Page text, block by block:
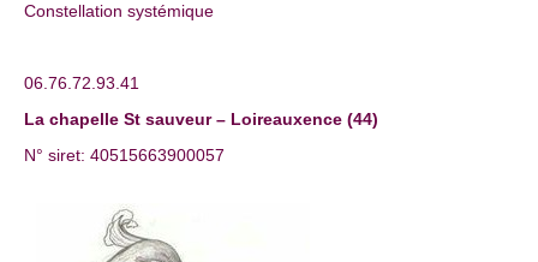
Constellation systémique
06.76.72.93.41
La chapelle St sauveur – Loireauxence (44)
N° siret: 40515663900057